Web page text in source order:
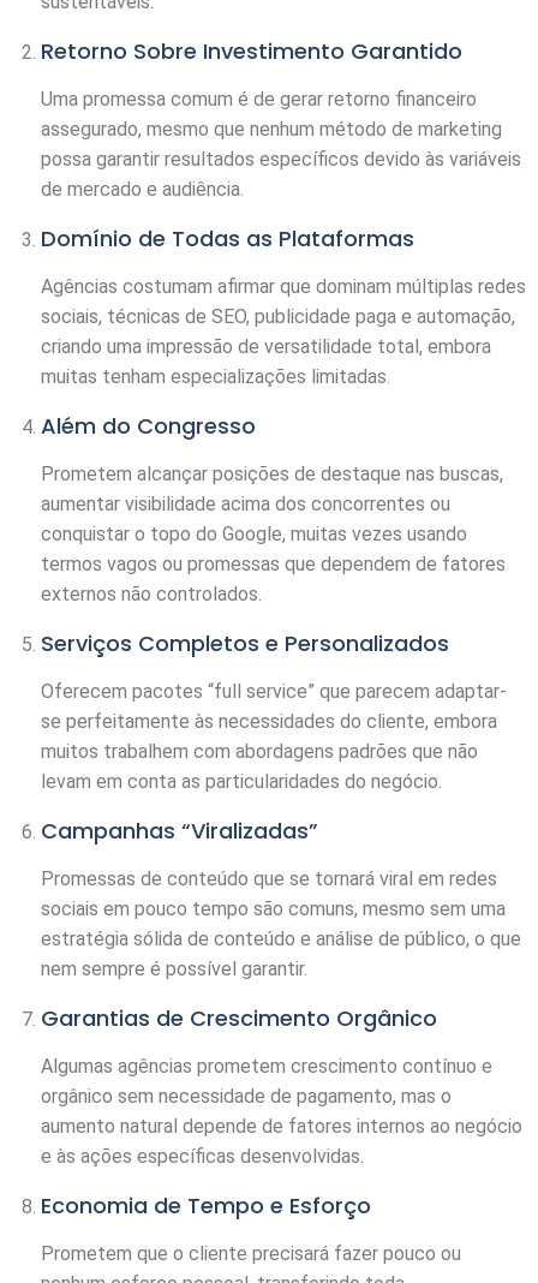
Retorno Sobre Investimento Garantido
Uma promessa comum é de gerar retorno financeiro
assegurado, mesmo que nenhum método de marketing
possa garantir resultados específicos devido às variáveis
de mercado e audiência.
Domínio de Todas as Plataformas
Agências costumam afirmar que dominam múltiplas redes
sociais, técnicas de SEO, publicidade paga e automação,
criando uma impressão de versatilidade total, embora
muitas tenham especializações limitadas.
Além do Congresso
Prometem alcançar posições de destaque nas buscas,
aumentar visibilidade acima dos concorrentes ou
conquistar o topo do Google, muitas vezes usando
termos vagos ou promessas que dependem de fatores
externos não controlados.
Serviços Completos e Personalizados
Oferecem pacotes “full service” que parecem adaptar-
se perfeitamente às necessidades do cliente, embora
muitos trabalhem com abordagens padrões que não
levam em conta as particularidades do negócio.
Campanhas “Viralizadas”
Promessas de conteúdo que se tornará viral em redes
sociais em pouco tempo são comuns, mesmo sem uma
estratégia sólida de conteúdo e análise de público, o que
nem sempre é possível garantir.
Garantias de Crescimento Orgânico
Algumas agências prometem crescimento contínuo e
orgânico sem necessidade de pagamento, mas o
aumento natural depende de fatores internos ao negócio
e às ações específicas desenvolvidas.
Economia de Tempo e Esforço
Prometem que o cliente precisará fazer pouco ou